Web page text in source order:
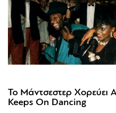
Το Μάντσεστερ Χορεύει
Keeps On Dancing